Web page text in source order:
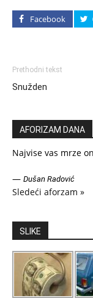
Facebook
Prethodni tekst
Snužden
AFORIZAM DANA
Najvise vas mrze
— Dušan Radović
Sledeći aforzam »
SLIKE